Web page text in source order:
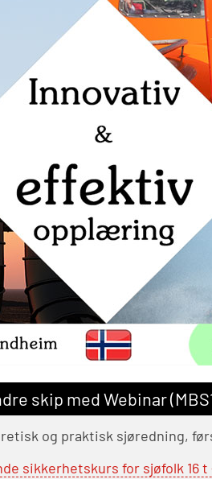
skip med Webinar
og praktisk sjøredning,
sikkerhetskurs for sjøfolk 16